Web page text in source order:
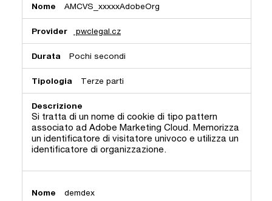
AMCVS_xxxxxAdobeOrg
pwclegal.cz
Pochi secondi
Terze parti
Si tratta di un nome di cookie di tipo pattern
associato ad Adobe Marketing Cloud. Memorizza
un identificatore di visitatore univoco e utilizza un
identificatore di organizzazione.
demdex